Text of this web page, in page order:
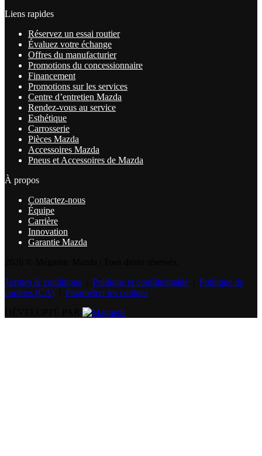
Liens rapides
Réservez un essai routier
Évaluez votre échange
Offres du manufacturier
Promotions du concessionnaire
Financement
Promotions sur les services
Centre d’entretien Mazda
Rendez-vous au service
Esthétique
Carrosserie
Pièces Mazda
Accessoires Mazda
Pneus et Accessoires de Mazda
À propos
Contactez-nous
Équipe
Carrière
Innovation
Garantie Mazda
Termes & conditions
Politique et confidentialité
Politique de
cookies (CA)
Paramétrer les cookies